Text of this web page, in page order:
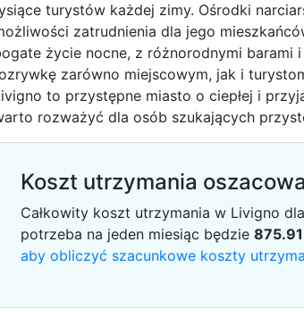
turystów każdej zimy. Ośrodki
zatrudnienia dla jego
życie nocne, z różnorodnymi barami
zarówno miejscowym, jak i
to przystępne miasto o ciepłej i
rozważyć dla osób szukających
Koszt utrzymania
Całkowity koszt utrzymania w Livigno
potrzeba na jeden miesiąc będzie 875.91
aby obliczyć szacunkowe koszty